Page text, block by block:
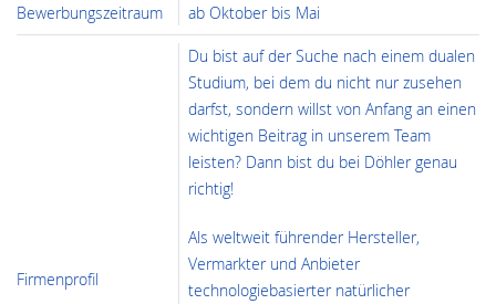
Bewerbungszeitraum ab Oktober bis Mai
Firmenprofil
Du bist auf der Suche nach einem dualen
Studium, bei dem du nicht nur zusehen
darfst, sondern willst von Anfang an einen
wichtigen Beitrag in unserem Team
leisten? Dann bist du bei Döhler genau
richtig!
Als weltweit führender Hersteller,
Vermarkter und Anbieter
technologiebasierter natürlicher